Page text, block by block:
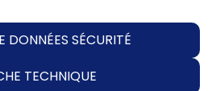
DONNÉES SÉCURITÉ
TECHNIQUE